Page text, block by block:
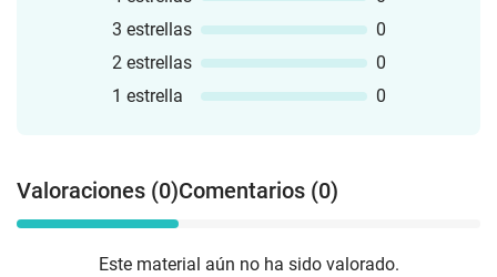
3 estrellas
0
2 estrellas
0
1 estrella
0
Valoraciones (0)Comentarios (0)
Este material aún no ha sido valorado.